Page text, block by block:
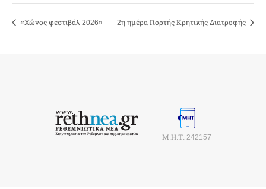
«Χώνος φεστιβάλ 2026» 2η ημέρα Γιορτής Κρητικής Διατροφής
Μ.Η.Τ. 242157